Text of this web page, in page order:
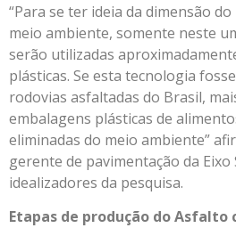
“Para se ter ideia da dimensão
meio ambiente, somente neste
serão utilizadas
plásticas. Se esta tecnologia
rodovias asfaltadas do Brasil,
embalagens plásticas de
eliminadas do meio ambiente”
gerente de pavimentação da Eixo
idealizadores da pesquisa.
Etapas de produção do Asfalto